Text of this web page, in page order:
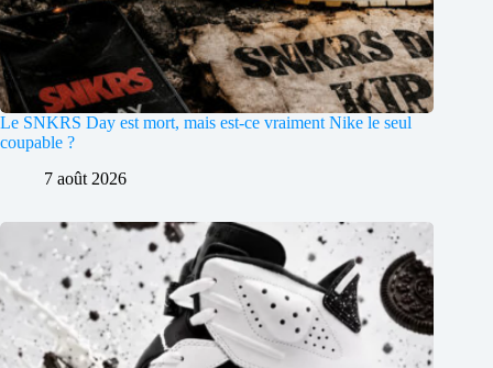
Le SNKRS Day est mort, mais est-ce vraiment Nike le seul
coupable ?
7 août 2026